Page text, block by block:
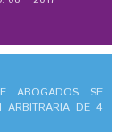
ABOGADOS SE
ARBITRARIA DE 4